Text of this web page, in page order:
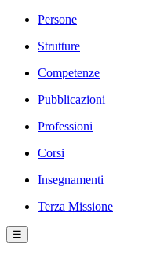
Persone
Strutture
Competenze
Pubblicazioni
Professioni
Corsi
Insegnamenti
Terza Missione
☰